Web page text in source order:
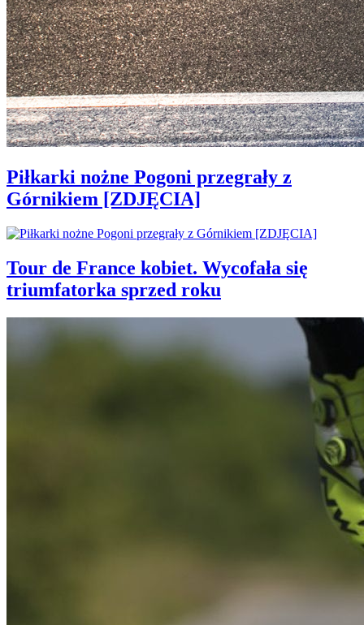
Piłkarki nożne Pogoni przegrały z
Górnikiem [ZDJĘCIA]
Tour de France kobiet. Wycofała się
triumfatorka sprzed roku